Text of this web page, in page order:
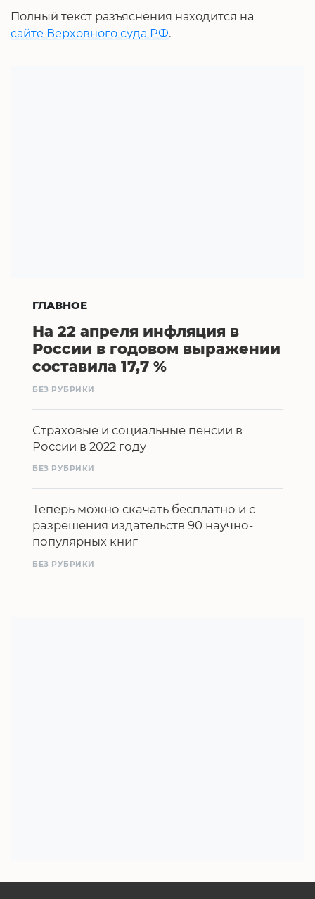
Полный текст разъяснения находится на
сайте Верховного суда РФ.
ГЛАВНОЕ
На 22 апреля инфляция в
России в годовом выражении
составила 17,7 %
БЕЗ РУБРИКИ
Страховые и социальные пенсии в
России в 2022 году
БЕЗ РУБРИКИ
Теперь можно скачать бесплатно и с
разрешения издательств 90 научно-
популярных книг
БЕЗ РУБРИКИ